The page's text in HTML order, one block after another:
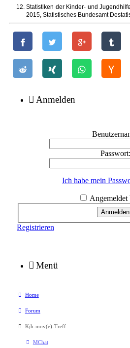
Statistiken der Kinder- und
2015, Statistisches Bundesamt
Anmelden
Passwort:
Ich habe mein
Angemeldet
Registrieren
Menü
Home
Forum
Kjh-mov(e)-Treff
MChat